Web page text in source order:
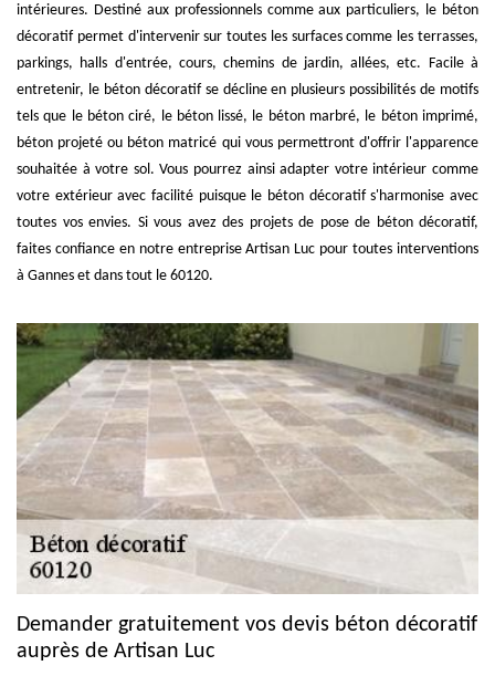
intérieures. Destiné aux professionnels comme aux particuliers, le béton
décoratif permet d'intervenir sur toutes les surfaces comme les terrasses,
parkings, halls d'entrée, cours, chemins de jardin, allées, etc. Facile à
entretenir, le béton décoratif se décline en plusieurs possibilités de motifs
tels que le béton ciré, le béton lissé, le béton marbré, le béton imprimé,
béton projeté ou béton matricé qui vous permettront d'offrir l'apparence
souhaitée à votre sol. Vous pourrez ainsi adapter votre intérieur comme
votre extérieur avec facilité puisque le béton décoratif s'harmonise avec
toutes vos envies. Si vous avez des projets de pose de béton décoratif,
faites confiance en notre entreprise Artisan Luc pour toutes interventions
à Gannes et dans tout le 60120.
Demander gratuitement vos devis béton décoratif
auprès de Artisan Luc